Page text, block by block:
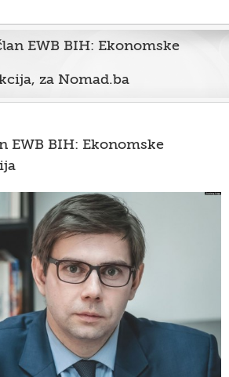
EWB BIH: Ekonomske
za Nomad.ba
EWB BIH: Ekonomske